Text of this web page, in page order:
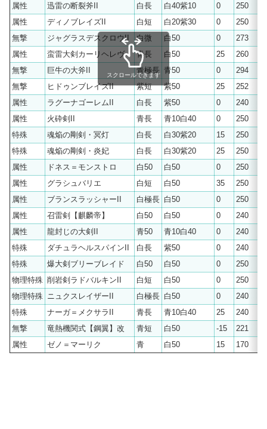
属性
迅雷の断裂斧II 白長 白40紫10 0
250
属性
ディノブレイズII 白短 白20紫30 0
250
無撃
ジャグラスデスクロウII 白微 白50 0
273
属性
蛮雷大剣カーリヘレヴ 青長 白50 25
260
無撃
巨牛の大斧II 青極長 青50 0
294
無撃
ヒドゥンブレイズII 紫短 紫50 25
252
属性
ラグーナゴーレムII 白長 紫50 0
240
属性
火砕剣II 青長 青10白40 0
250
特殊
魂焔の剛剣・冥灯 白長 白30紫20 15
250
特殊
魂焔の剛剣・炎妃 白長 白30紫20 25
250
属性
ドネス＝モンストロ 白50 白50 0
250
属性
グラシュバリエ 白短 白50 35
250
属性
ブランスラッシャーII 白極長 白50 0
250
属性
召雷剣【麒麟帝】 白50 白50 0
240
属性
龍封じの大剣II 青50 青10白40 0
240
特殊
ダチュラヘルスパインII 白長 紫50 0
240
特殊
爆大剣ブリーブレイド 白50 白50 0
250
物理特殊 削岩剣ラドバルキンII 白短 白50 0
250
物理特殊 ニュクスレイザーII 白極長 白50 0
240
特殊
ナーガ＝メクサラII 青長 青10白40 25
240
無撃
竜熱機関式【鋼翼】改 青短 白50 -15
221
属性
ゼノ＝マーリク 青 白50 15 170
スクロールできます